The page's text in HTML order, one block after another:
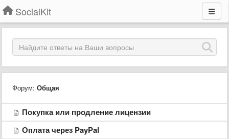
SocialKit
Форум: Общая
Покупка или продление лицензии
Оплата через PayPal